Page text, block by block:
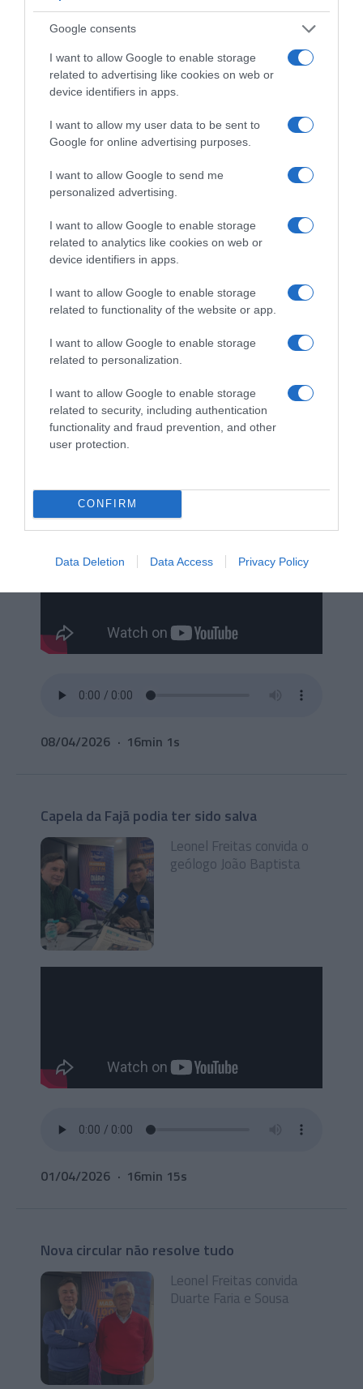
Google consents
I want to allow Google to enable storage
related to advertising like cookies on web or
device identifiers in apps.
I want to allow my user data to be sent to
Google for online advertising purposes.
I want to allow Google to send me
personalized advertising.
I want to allow Google to enable storage
related to analytics like cookies on web or
device identifiers in apps.
I want to allow Google to enable storage
related to functionality of the website or app.
I want to allow Google to enable storage
related to personalization.
I want to allow Google to enable storage
related to security, including authentication
functionality and fraud prevention, and other
user protection.
CONFIRM
Data Deletion Data Access Privacy Policy
15/04/2026 19min 17s
Plantas que curam e que matam
Leonel Freitas convida a
08/04/2026 16min 1s
Capela da Fajã podia ter sido salva
Leonel Freitas convida o
geólogo João Baptista
01/04/2026 16min 15s
Nova circular não resolve tudo
Leonel Freitas convida
Duarte Faria e Sousa